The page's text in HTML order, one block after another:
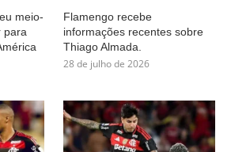
meio-
para
Flamengo recebe
informações recentes sobre
Thiago Almada.
28 de julho de 2026